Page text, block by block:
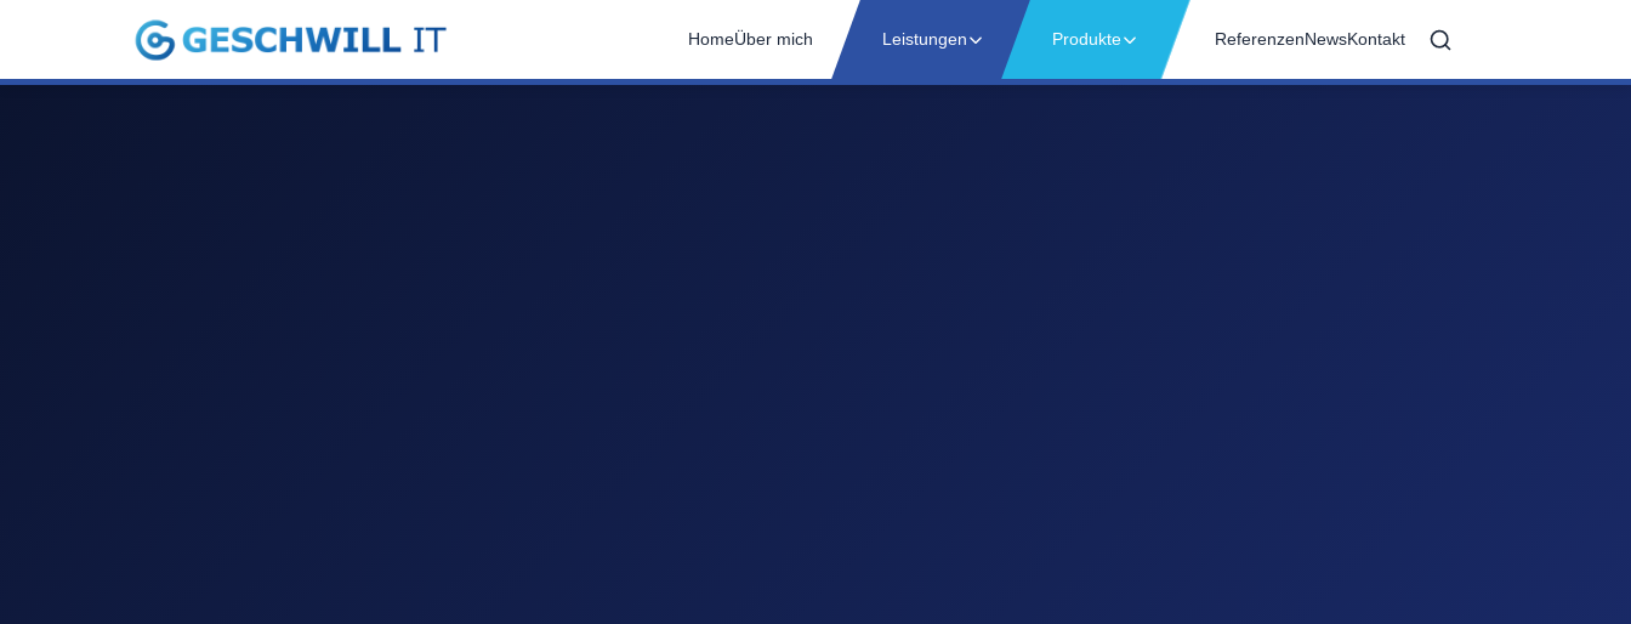
HomeÜber mich Leistungen Produkte ReferenzenNewsKontakt